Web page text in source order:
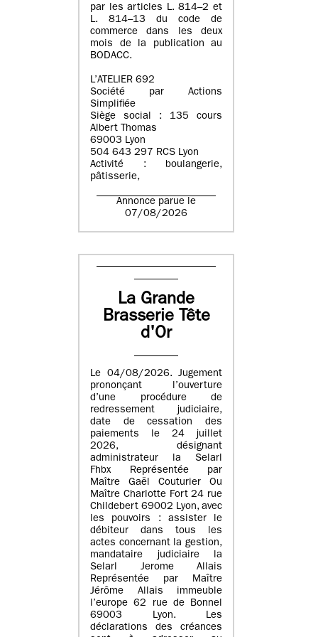
par les articles L. 814–2 et
L. 814–13 du code de
commerce dans les deux
mois de la publication au
BODACC.
L’ATELIER 692
Société par Actions
Simplifiée
Siège social : 135 cours
Albert Thomas
69003 Lyon
504 643 297 RCS Lyon
Activité : boulangerie,
pâtisserie,
Annonce parue le
07/08/2026
La Grande
Brasserie Tête
d'Or
Le 04/08/2026. Jugement
prononçant l’ouverture
d’une procédure de
redressement judiciaire,
date de cessation des
paiements le 24 juillet
2026, désignant
administrateur la Selarl
Fhbx Représentée par
Maître Gaël Couturier Ou
Maître Charlotte Fort 24 rue
Childebert 69002 Lyon, avec
les pouvoirs : assister le
débiteur dans tous les
actes concernant la gestion,
mandataire judiciaire la
Selarl Jerome Allais
Représentée par Maître
Jérôme Allais immeuble
l’europe 62 rue de Bonnel
69003 Lyon. Les
déclarations des créances